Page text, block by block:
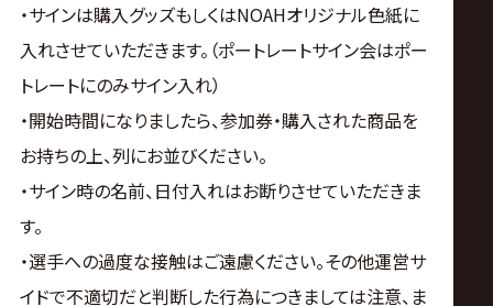
・サインは購入グッズもしくはNOAHオリジナル色紙に
入れさせていただきます。（ポートレートサイン会はポー
トレートにのみサイン入れ）
・開始時間になりましたら、参加券・購入された商品を
お持ちの上、列にお並びください。
・サイン時の名前、日付入れはお断りさせていただきま
す。
・選手への過度な接触はご遠慮ください。その他運営サ
イドで不適切だと判断した行為につきましては注意、ま